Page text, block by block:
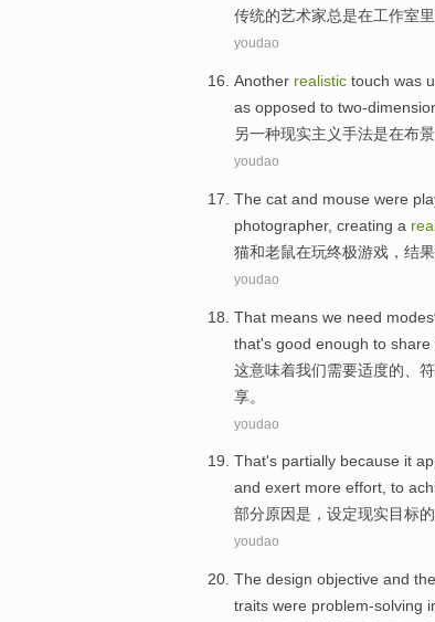
传统的艺术家总是在工作室里
youdao
Another realistic touch was
as opposed to two-
另一种现实主义手法是在布景
youdao
The cat and mouse were
photographer, creating a
猫和老鼠在玩终极游戏 ，结
youdao
That means we need
that's good enough to share
这意味着我们需要适度的
享。
youdao
That's partially because it
and exert more effort, to
部分原因是， 设定现实目标的
youdao
The design objective and the
traits were problem-solving